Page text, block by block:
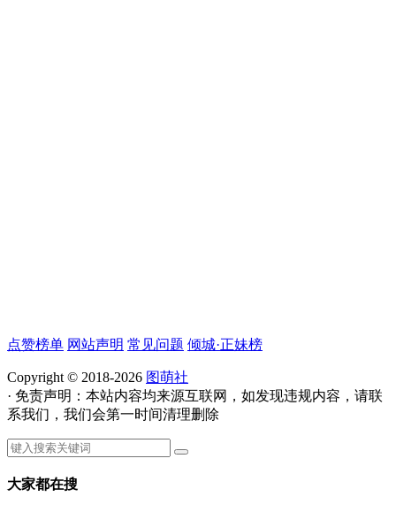
点赞榜单 网站声明 常见问题 倾城·正妹榜
Copyright © 2018-2026 图萌社
· 免责声明：本站内容均来源互联网，如发现违规内容，请联
系我们，我们会第一时间清理删除
大家都在搜